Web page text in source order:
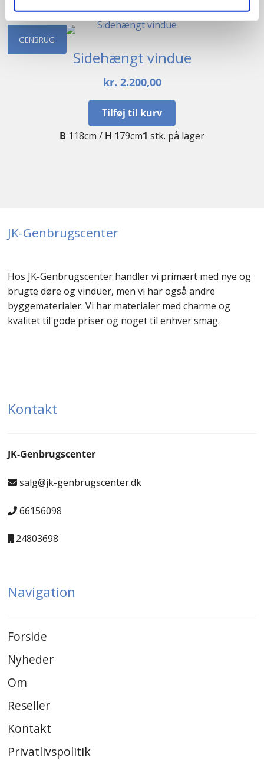
GENBRUG
Sidehængt vindue
kr. 2.200,00
Tilføj til kurv
B 118cm / H 179cm1 stk. på lager
JK-Genbrugscenter
Hos JK-Genbrugscenter handler vi primært med nye og
brugte døre og vinduer, men vi har også andre
byggematerialer. Vi har materialer med charme og
kvalitet til gode priser og noget til enhver smag.
Kontakt
JK-Genbrugscenter
salg@jk-genbrugscenter.dk
66156098
24803698
Navigation
Forside
Nyheder
Om
Reseller
Kontakt
Privatlivspolitik